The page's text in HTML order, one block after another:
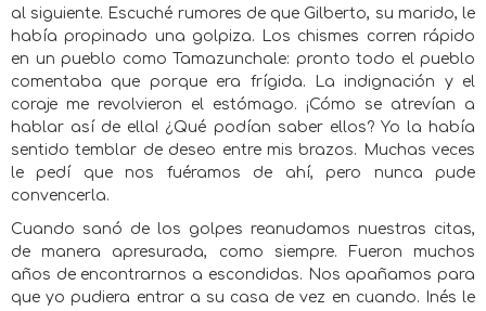
al siguiente. Escuché rumores de que Gilberto, su marido, le
había propinado una golpiza. Los chismes corren rápido
en un pueblo como Tamazunchale: pronto todo el pueblo
comentaba que porque era frígida. La indignación y el
coraje me revolvieron el estómago. ¡Cómo se atrevían a
hablar así de ella! ¿Qué podían saber ellos? Yo la había
sentido temblar de deseo entre mis brazos. Muchas veces
le pedí que nos fuéramos de ahí, pero nunca pude
convencerla.
Cuando sanó de los golpes reanudamos nuestras citas,
de manera apresurada, como siempre. Fueron muchos
años de encontrarnos a escondidas. Nos apañamos para
que yo pudiera entrar a su casa de vez en cuando. Inés le